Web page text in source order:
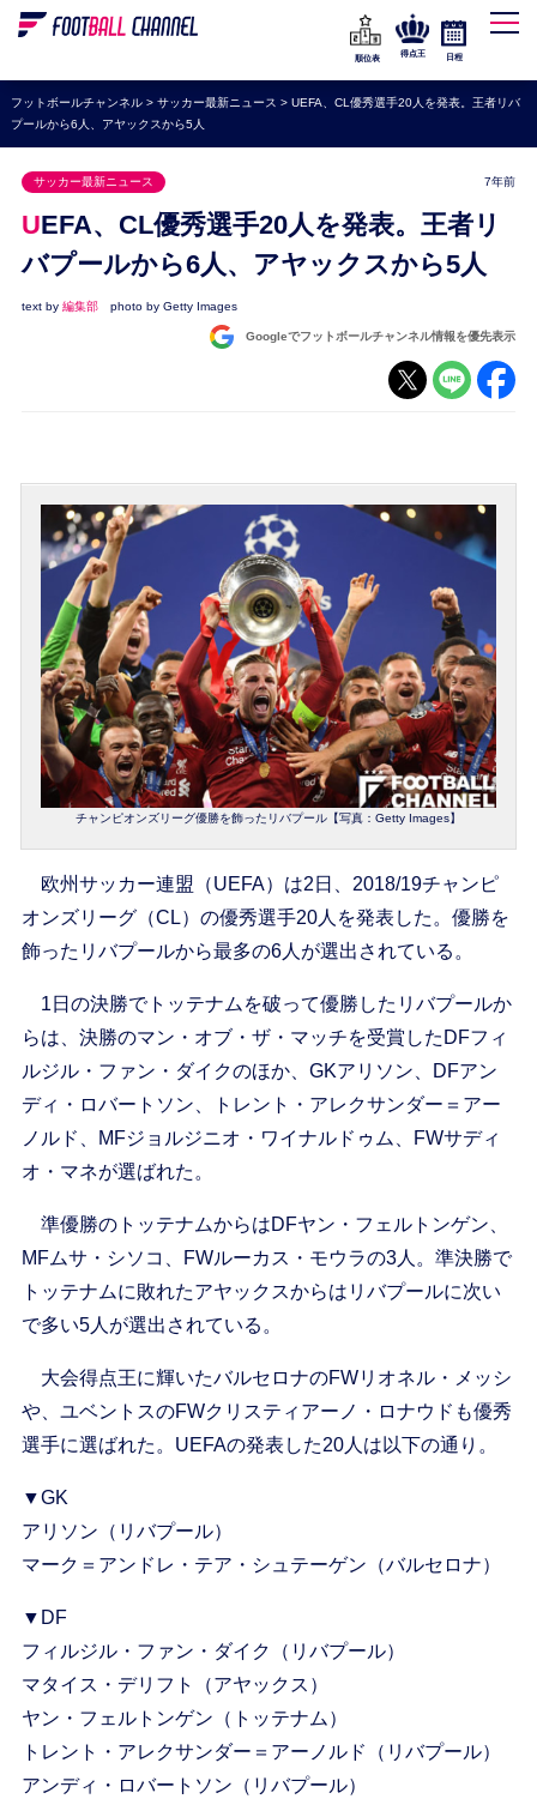
WEリーグ
海外サッカー
プレミアリーグ
ラ・リーガ
セリエA
ブンデスリーガ
UEFA
ナショナルチーム
順位表
得点王 日程
フットボールチャンネル> サッカー最新ニュース > UEFA、CL優秀選手20人を発表。王者リバ
プールから6人、アヤックスから5人
サッカー最新ニュース 7年前
UEFA、CL優秀選手20人を発表。王者リ
バプールから6人、アヤックスから5人
text by 編集部 photo by Getty Images
Googleでフットボールチャンネル情報を優先表示
チャンピオンズリーグ優勝を飾ったリバプール【写真：Getty Images】
欧州サッカー連盟（UEFA）は2日、2018/19チャンピ
オンズリーグ（CL）の優秀選手20人を発表した。優勝を
飾ったリバプールから最多の6人が選出されている。
1日の決勝でトッテナムを破って優勝したリバプールか
らは、決勝のマン・オブ・ザ・マッチを受賞したDFフィ
ルジル・ファン・ダイクのほか、GKアリソン、DFアン
ディ・ロバートソン、トレント・アレクサンダー＝アー
ノルド、MFジョルジニオ・ワイナルドゥム、FWサディ
オ・マネが選ばれた。
準優勝のトッテナムからはDFヤン・フェルトンゲン、
MFムサ・シソコ、FWルーカス・モウラの3人。準決勝で
トッテナムに敗れたアヤックスからはリバプールに次い
で多い5人が選出されている。
大会得点王に輝いたバルセロナのFWリオネル・メッシ
や、ユベントスのFWクリスティアーノ・ロナウドも優秀
選手に選ばれた。UEFAの発表した20人は以下の通り。
▼GK
アリソン（リバプール）
マーク＝アンドレ・テア・シュテーゲン（バルセロナ）
▼DF
フィルジル・ファン・ダイク（リバプール）
マタイス・デリフト（アヤックス）
ヤン・フェルトンゲン（トッテナム）
トレント・アレクサンダー＝アーノルド（リバプール）
アンディ・ロバートソン（リバプール）